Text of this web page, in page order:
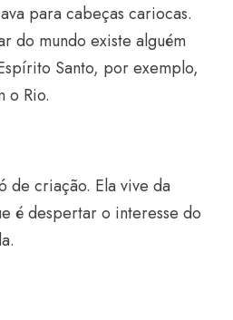
para cabeças cariocas.
do mundo existe alguém
Santo, por exemplo,
o Rio.
de criação. Ela vive da
é despertar o interesse do